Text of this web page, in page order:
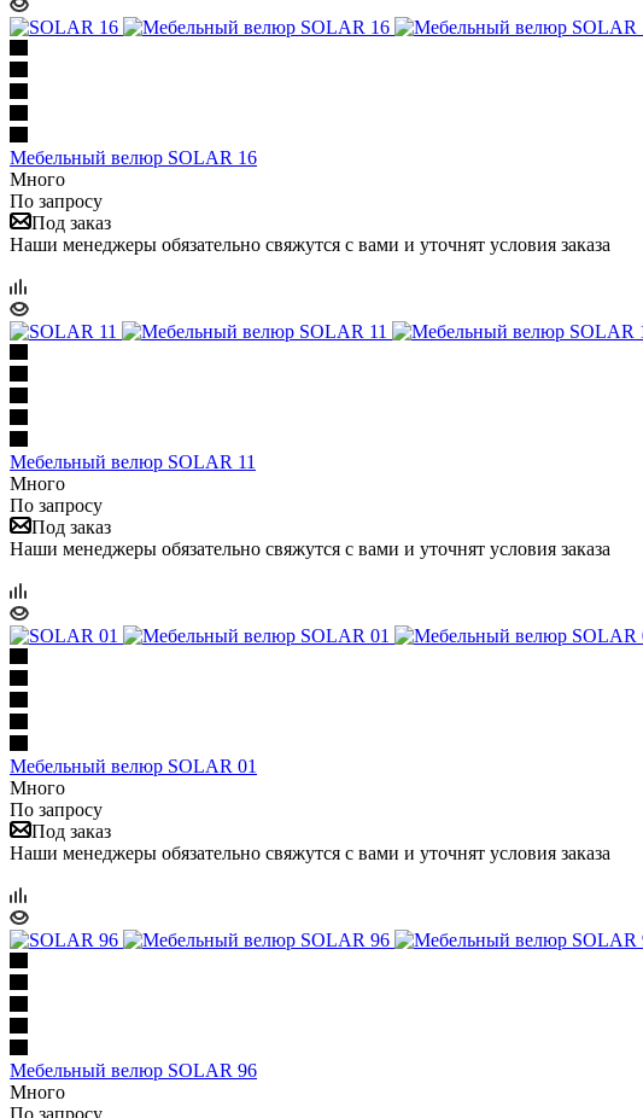
Мебельный велюр SOLAR 16
Много
По запросу
Под заказ
Наши менеджеры обязательно свяжутся с вами и уточнят условия заказа
Мебельный велюр SOLAR 11
Много
По запросу
Под заказ
Наши менеджеры обязательно свяжутся с вами и уточнят условия заказа
Мебельный велюр SOLAR 01
Много
По запросу
Под заказ
Наши менеджеры обязательно свяжутся с вами и уточнят условия заказа
Мебельный велюр SOLAR 96
Много
По запросу